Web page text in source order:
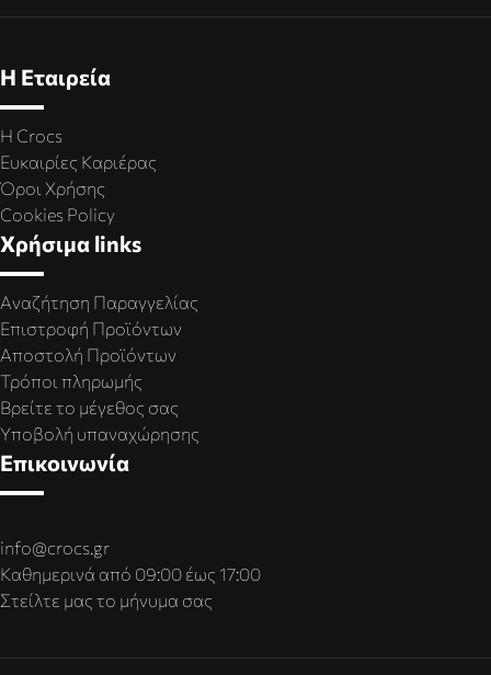
Η Εταιρεία
Η Crocs
Ευκαιρίες Καριέρας
Όροι Χρήσης
Cookies Policy
Χρήσιμα links
Αναζήτηση Παραγγελίας
Επιστροφή Προϊόντων
Αποστολή Προϊόντων
Τρόποι πληρωμής
Βρείτε το μέγεθος σας
Υποβολή υπαναχώρησης
Επικοινωνία
info@crocs.gr
Καθημερινά από 09:00 έως 17:00
Στείλτε μας το μήνυμα σας